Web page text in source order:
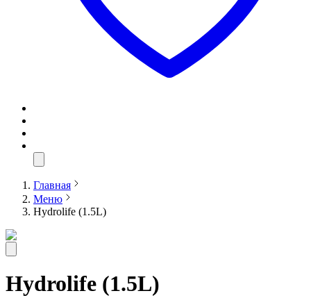
Главная
Меню
Hydrolife (1.5L)
Hydrolife (1.5L)